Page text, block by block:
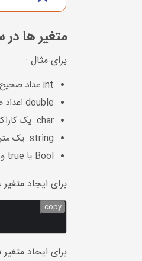
متغیر ها
برای مثال :
int عداد صحیح بدون اعشار را ذخیره می کند
double اعداد صحیح و اعشاری را ذخیره می کند مانند 12.1
char یک کاراکتر را ذخیره می کند مانند 'g'
string یک متن را ذخیره می کند مانند "Hello World"
Bool یا true و یا false را ذخیره می کند (
برای ایجاد
copy
برای ایجاد متغیر